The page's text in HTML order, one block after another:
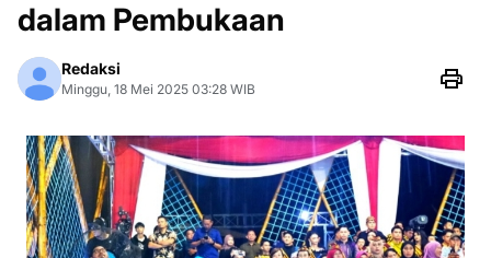
dalam Pembukaan
Redaksi
Minggu, 18 Mei 2025 03:28 WIB